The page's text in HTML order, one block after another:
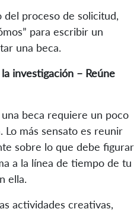
del proceso de solicitud,
para escribir un
una beca.
investigación – Reúne
beca requiere un poco
más sensato es reunir
sobre lo que debe figurar
a la línea de tiempo de tu
ella.
actividades creativas,